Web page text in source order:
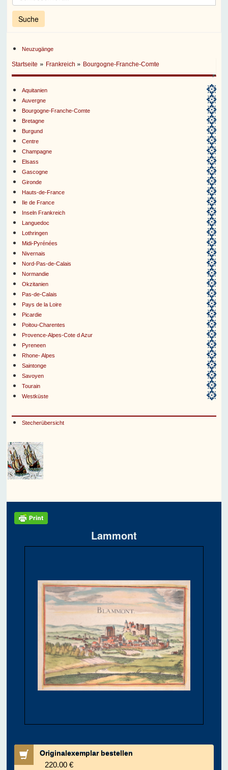
Neuzugänge
Startseite » Frankreich » Bourgogne-Franche-Comte
Aquitanien
Auvergne
Bourgogne-Franche-Comte
Bretagne
Burgund
Centre
Champagne
Elsass
Gascogne
Gironde
Hauts-de-France
Ile de France
Inseln Frankreich
Languedoc
Lothringen
Midi-Pyrénées
Nivernais
Nord-Pas-de-Calais
Normandie
Okzitanien
Pas-de-Calais
Pays de la Loire
Picardie
Poitou-Charentes
Provence-Alpes-Cote d Azur
Pyreneen
Rhone- Alpes
Saintonge
Savoyen
Tourain
Westküste
Stecherübersicht
Lammont
Originalexemplar bestellen
220.00 €